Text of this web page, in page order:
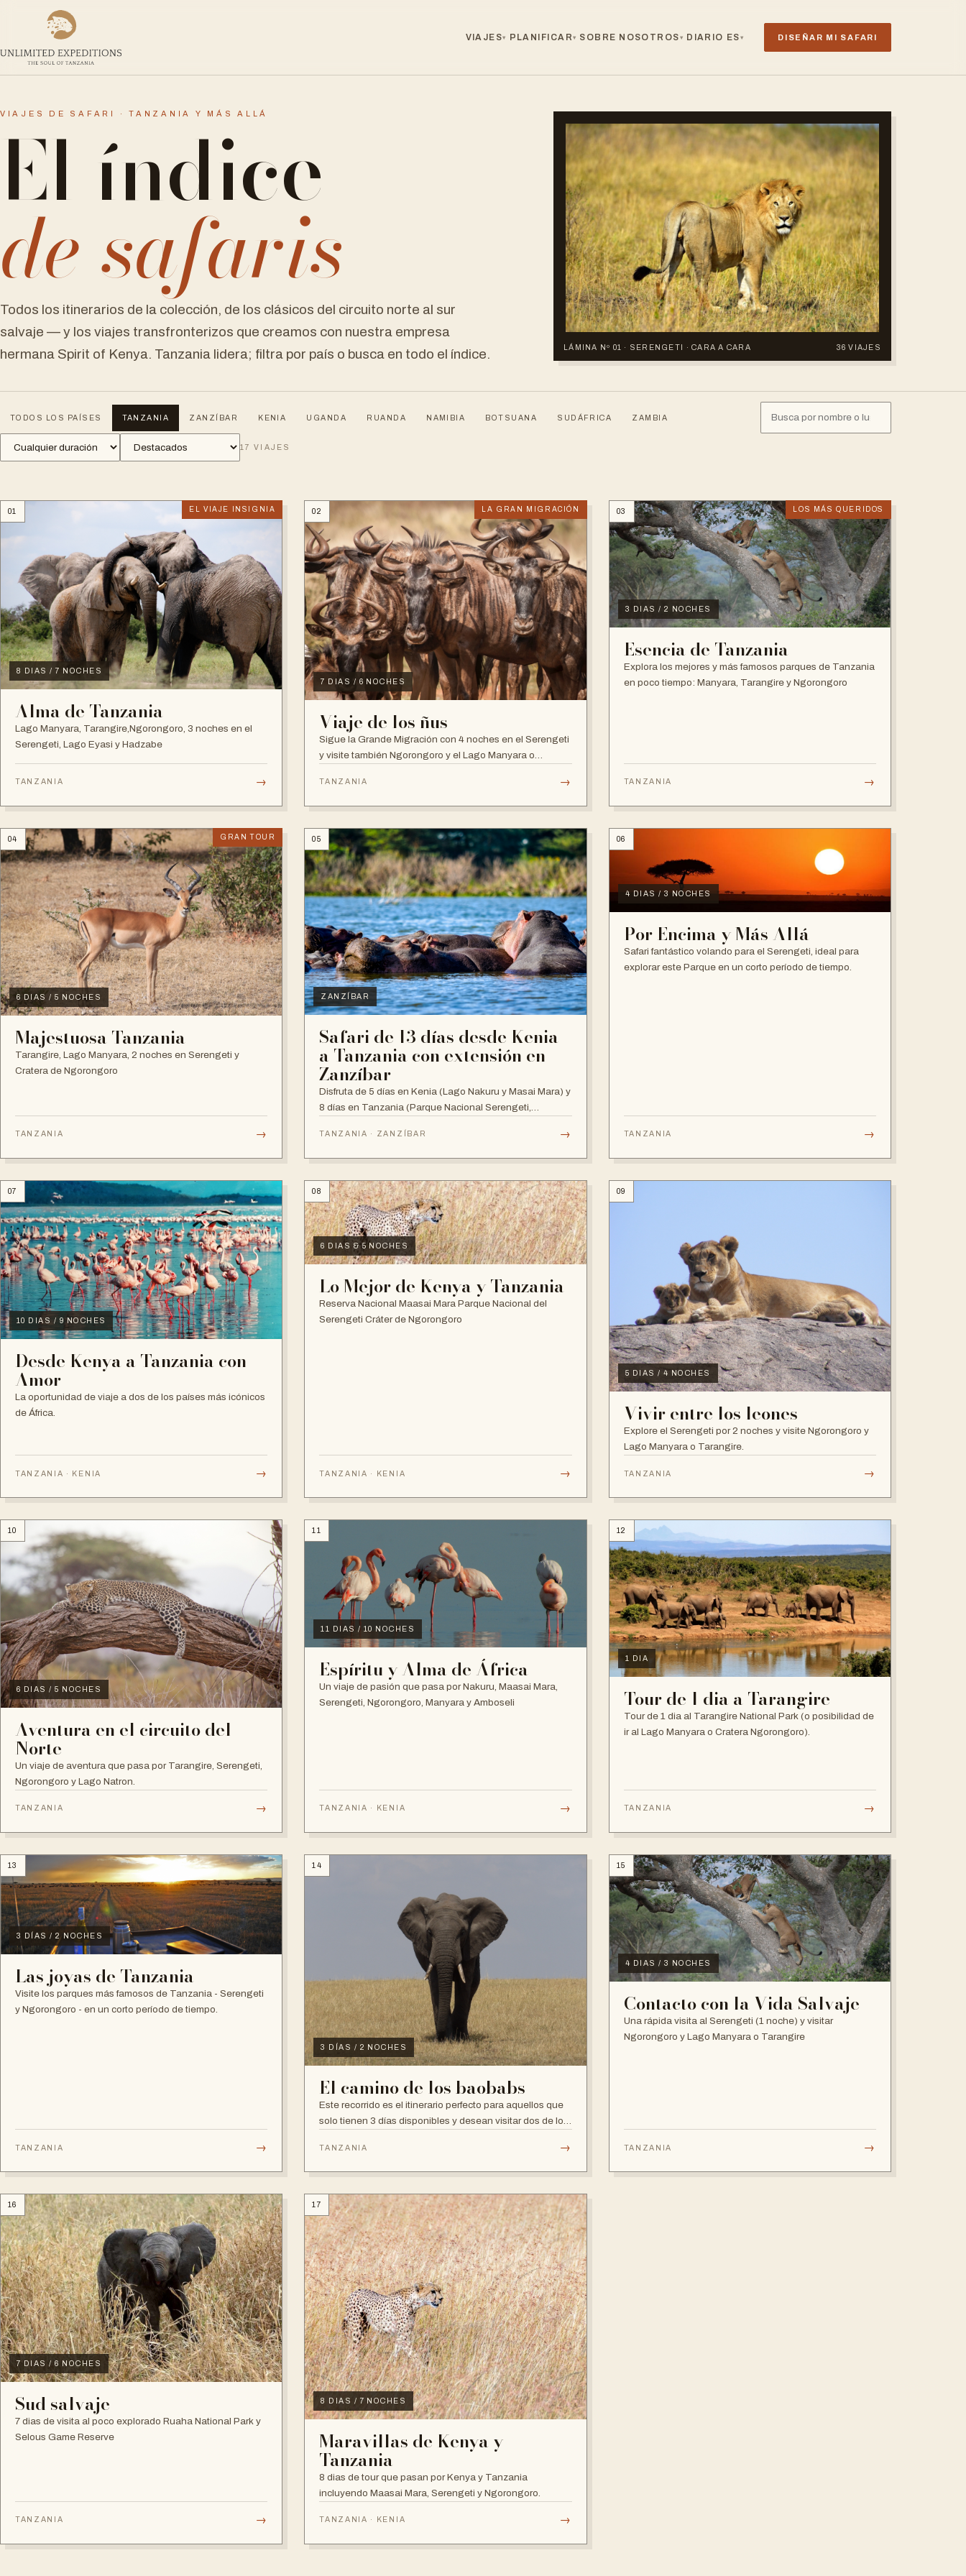
VIAJES▾ PLANIFICAR▾ SOBRE NOSOTROS ▾ DIARIO ES ▾ DISEÑAR MI SAFARI
VIAJES DE SAFARI · TANZANIA Y MÁS ALLÁ
El índice
de safaris
Todos los itinerarios de la colección, de los clásicos del circuito norte al sur
salvaje — y los viajes transfronterizos que creamos con nuestra empresa
hermana Spirit of Kenya. Tanzania lidera; filtra por país o busca en todo el índice.
LÁMINA Nº 01 · SERENGETI · CARA A CARA 36 VIAJES
TODOS LOS PAÍSES TANZANIA ZANZÍBAR KENIA UGANDA RUANDA NAMIBIA BOTSUANA SUDÁFRICA ZAMBIA
17 VIAJES
01 EL VIAJE INSIGNIA
8 DIAS / 7 NOCHES
Alma de Tanzania
Lago Manyara, Tarangire,Ngorongoro, 3 noches en el
Serengeti, Lago Eyasi y Hadzabe
TANZANIA →
02 LA GRAN MIGRACIÓN
7 DIAS / 6 NOCHES
Viaje de los ñus
Sigue la Grande Migración con 4 noches en el Serengeti
y visite también Ngorongoro y el Lago Manyara o
TANZANIA →
03 LOS MÁS QUERIDOS
3 DIAS / 2 NOCHES
Esencia de Tanzania
Explora los mejores y más famosos parques de Tanzania
en poco tiempo: Manyara, Tarangire y Ngorongoro
TANZANIA →
04 GRAN TOUR
6 DIAS / 5 NOCHES
Majestuosa Tanzania
Tarangire, Lago Manyara, 2 noches en Serengeti y
Cratera de Ngorongoro
TANZANIA →
05
ZANZÍBAR
Safari de 13 días desde Kenia
a Tanzania con extensión en
Zanzíbar
Disfruta de 5 días en Kenia (Lago Nakuru y Masai Mara) y
8 días en Tanzania (Parque Nacional Serengeti,
TANZANIA · ZANZÍBAR →
06
4 DIAS / 3 NOCHES
Por Encima y Más Allá
Safari fantástico volando para el Serengeti, ideal para
explorar este Parque en un corto período de tiempo.
TANZANIA →
07
10 DIAS / 9 NOCHES
Desde Kenya a Tanzania con
Amor
La oportunidad de viaje a dos de los países más icónicos
de África.
TANZANIA · KENIA →
08
6 DIAS & 5 NOCHES
Lo Mejor de Kenya y Tanzania
Reserva Nacional Maasai Mara Parque Nacional del
Serengeti Cráter de Ngorongoro
TANZANIA · KENIA →
09
5 DIAS / 4 NOCHES
Vivir entre los leones
Explore el Serengeti por 2 noches y visite Ngorongoro y
Lago Manyara o Tarangire.
TANZANIA →
10
6 DIAS / 5 NOCHES
Aventura en el circuito del
Norte
Un viaje de aventura que pasa por Tarangire, Serengeti,
Ngorongoro y Lago Natron.
TANZANIA →
11
11 DIAS / 10 NOCHES
Espíritu y Alma de África
Un viaje de pasión que pasa por Nakuru, Maasai Mara,
Serengeti, Ngorongoro, Manyara y Amboseli
TANZANIA · KENIA →
12
1 DIA
Tour de 1 dia a Tarangire
Tour de 1 dia al Tarangire National Park (o posibilidad de
ir al Lago Manyara o Cratera Ngorongoro).
TANZANIA →
13
3 DÍAS / 2 NOCHES
Las joyas de Tanzania
Visite los parques más famosos de Tanzania - Serengeti
y Ngorongoro - en un corto período de tiempo.
TANZANIA →
14
3 DÍAS / 2 NOCHES
El camino de los baobabs
Este recorrido es el itinerario perfecto para aquellos que
solo tienen 3 días disponibles y desean visitar dos de los
TANZANIA →
15
4 DIAS / 3 NOCHES
Contacto con la Vida Salvaje
Una rápida visita al Serengeti (1 noche) y visitar
Ngorongoro y Lago Manyara o Tarangire
TANZANIA →
16
7 DIAS / 6 NOCHES
Sud salvaje
7 dias de visita al poco explorado Ruaha National Park y
Selous Game Reserve
TANZANIA →
17
8 DIAS / 7 NOCHES
Maravillas de Kenya y
Tanzania
8 dias de tour que pasan por Kenya y Tanzania
incluyendo Maasai Mara, Serengeti y Ngorongoro.
TANZANIA · KENIA →